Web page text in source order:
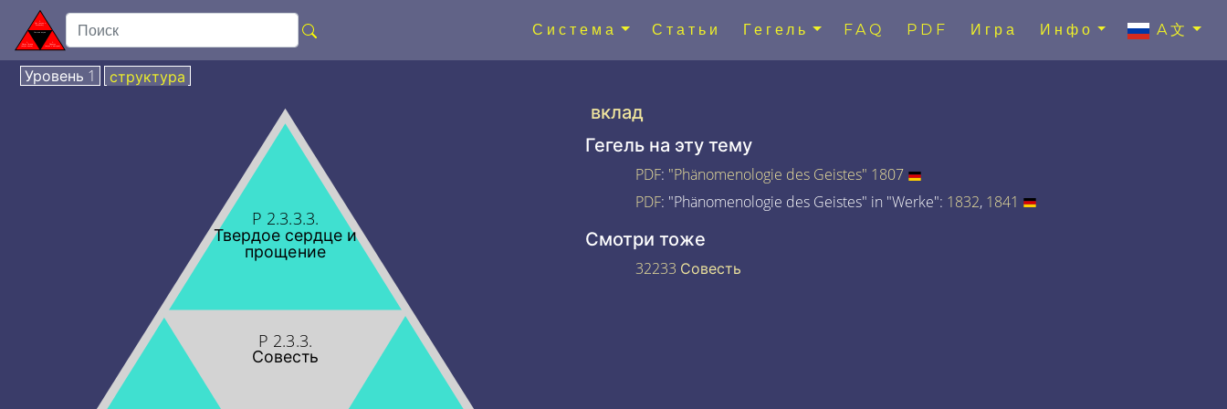
Система Статьи Гегель FAQ PDF Игра Инфо A文
Уровень 1 структура
P 2.3.3.
Совесть
P 2.3.3.3.
Твердое сердце и
прощение
вклад
Гегель на эту тему
PDF: "Phänomenologie des Geistes" 1807
PDF: "Phänomenologie des Geistes" in "Werke": 1832, 1841
Смотри тоже
32233 Совесть